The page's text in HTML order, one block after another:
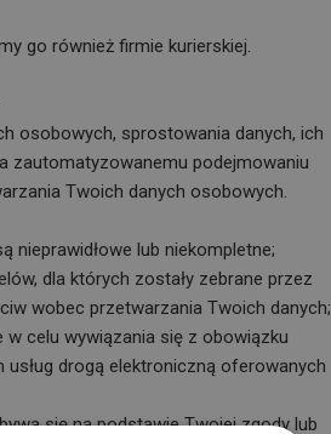
go również firmie kurierskiej.
osobowych, sprostowania danych, ich
zautomatyzowanemu podejmowaniu
Twoich danych osobowych.
nieprawidłowe lub niekompletne;
dla których zostały zebrane przez
wobec przetwarzania Twoich danych;
celu wywiązania się z obowiązku
drogą elektroniczną oferowanych
się na podstawie Twojej zgody lub